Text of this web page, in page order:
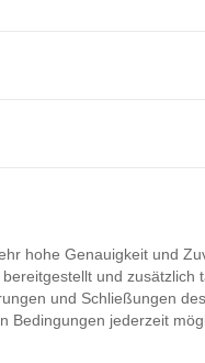
hohe Genauigkeit und
und zusätzlich
und Schließungen
Bedingungen jederzeit